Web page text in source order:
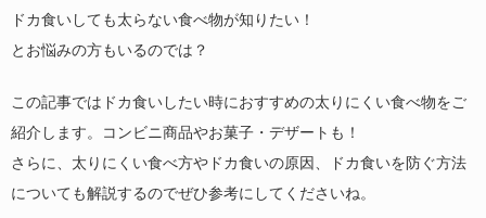
ドカ食いしても太らない食べ物が知りたい！
とお悩みの方もいるのでは？
この記事ではドカ食いしたい時におすすめの太りにくい食べ物をご
紹介します。コンビニ商品やお菓子・デザートも！
さらに、太りにくい食べ方やドカ食いの原因、ドカ食いを防ぐ方法
についても解説するのでぜひ参考にしてくださいね。